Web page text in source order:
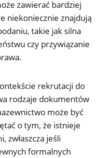
zawierać bardziej
niekoniecznie znajdują
takie jak silna
czy przywiązanie
rekrutacji do
rodzaje dokumentów
może być
o tym, że istnieje
zwłaszcza jeśli
formalnych